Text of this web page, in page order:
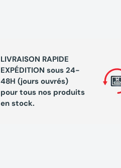
LIVRAISON RAPIDE
EXPÉDITION sous 24-
48H (jours ouvrés)
pour tous nos produits
en stock.